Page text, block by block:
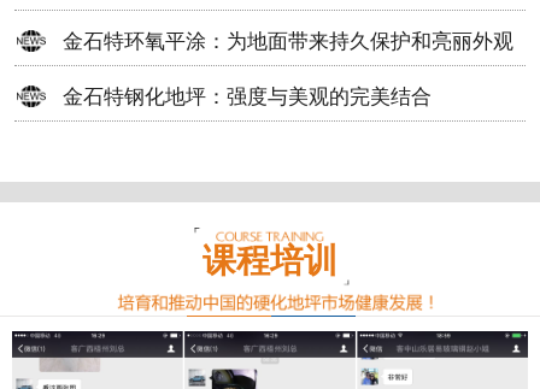
金石特环氧平涂：为地面带来持久保护和亮丽外观
金石特钢化地坪：强度与美观的完美结合
课程培训